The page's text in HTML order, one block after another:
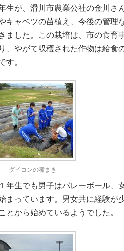
生が、滑川市農業公社の金川さ
キャベツの苗植え、今後の管理
ました。この栽培は、市の食育
、やがて収穫された作物は給食
す。
ダイコンの種まき
年生でも男子はバレーボール、
まっています。男女共に経験が
とから始めているようでした。